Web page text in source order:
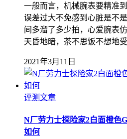
一般而言，机械腕表要精准
误差过大不免感到心脏是不
间多溜了多少拍，心爱腕表
天昏地暗，茶不思饭不想地
2021年3月11日
评测文章
N厂劳力士探险家2白面橙色
如何